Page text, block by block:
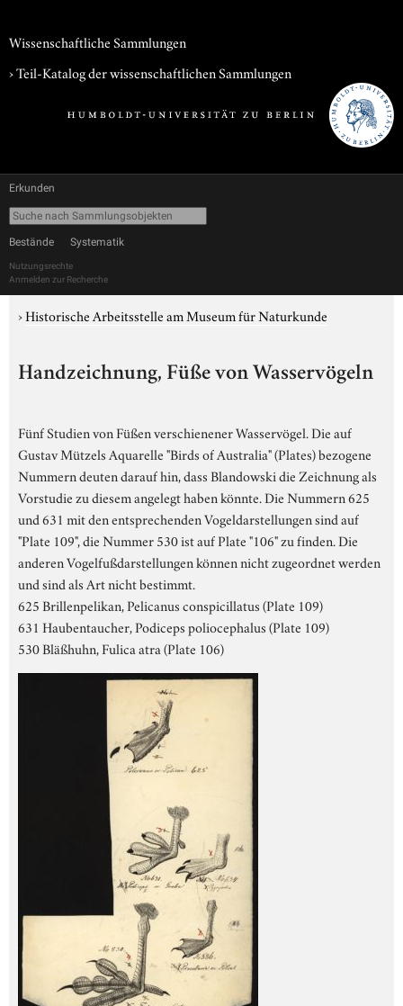
Wissenschaftliche Sammlungen
› Teil-Katalog der wissenschaftlichen Sammlungen
Erkunden
Bestände Systematik
Nutzungsrechte
Anmelden zur Recherche
›Historische Arbeitsstelle am Museum für Naturkunde
Handzeichnung, Füße von Wasservögeln
Fünf Studien von Füßen verschienener Wasservögel. Die auf
Gustav Mützels Aquarelle "Birds of Australia" (Plates) bezogene
Nummern deuten darauf hin, dass Blandowski die Zeichnung als
Vorstudie zu diesem angelegt haben könnte. Die Nummern 625
und 631 mit den entsprechenden Vogeldarstellungen sind auf
"Plate 109", die Nummer 530 ist auf Plate "106" zu finden. Die
anderen Vogelfußdarstellungen können nicht zugeordnet werden
und sind als Art nicht bestimmt.
625 Brillenpelikan, Pelicanus conspicillatus (Plate 109)
631 Haubentaucher, Podiceps poliocephalus (Plate 109)
530 Bläßhuhn, Fulica atra (Plate 106)